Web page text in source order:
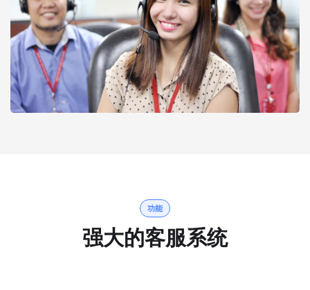
功能
强大的客服系统